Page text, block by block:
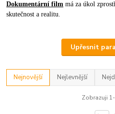
Dokumentární film má za úkol
skutečnost a realitu.
Upřesnit
Nejnovější Nejlevnější
Zobrazuji